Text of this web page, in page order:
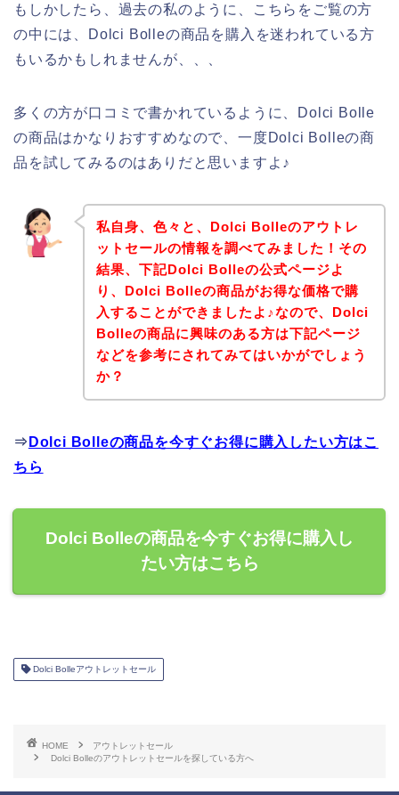
もしかしたら、過去の私のように、こちらをご覧の方
の中には、Dolci Bolleの商品を購入を迷われている方
もいるかもしれませんが、、、
多くの方が口コミで書かれているように、Dolci Bolle
の商品はかなりおすすめなので、一度Dolci Bolleの商
品を試してみるのはありだと思いますよ♪
私自身、色々と、Dolci Bolleのアウトレ
ットセールの情報を調べてみました！その
結果、下記Dolci Bolleの公式ページよ
り、Dolci Bolleの商品がお得な価格で購
入することができましたよ♪なので、Dolci
Bolleの商品に興味のある方は下記ページ
などを参考にされてみてはいかがでしょう
か？
⇒ Dolci Bolleの商品を今すぐお得に購入したい方はこ
ちら
Dolci Bolleの商品を今すぐお得に購入し
たい方はこちら
Dolci Bolleアウトレットセール
HOME
アウトレットセール
Dolci Bolleのアウトレットセールを探している方へ